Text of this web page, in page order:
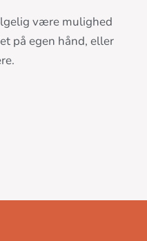
være mulighed
på egen hånd, eller